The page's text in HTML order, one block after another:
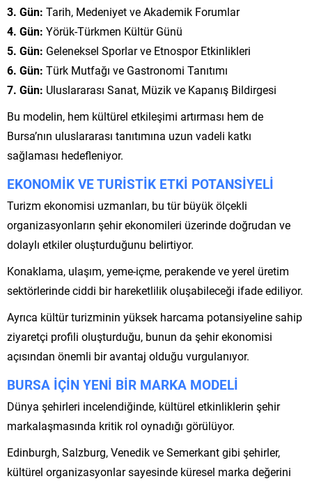
3. Gün: Tarih, Medeniyet ve Akademik Forumlar
4. Gün: Yörük-Türkmen Kültür Günü
5. Gün: Geleneksel Sporlar ve Etnospor Etkinlikleri
6. Gün: Türk Mutfağı ve Gastronomi Tanıtımı
7. Gün: Uluslararası Sanat, Müzik ve Kapanış Bildirgesi
Bu modelin, hem kültürel etkileşimi artırması hem de
Bursa’nın uluslararası tanıtımına uzun vadeli katkı
sağlaması hedefleniyor.
EKONOMİK VE TURİSTİK ETKİ POTANSİYELİ
Turizm ekonomisi uzmanları, bu tür büyük ölçekli
organizasyonların şehir ekonomileri üzerinde doğrudan ve
dolaylı etkiler oluşturduğunu belirtiyor.
Konaklama, ulaşım, yeme-içme, perakende ve yerel üretim
sektörlerinde ciddi bir hareketlilik oluşabileceği ifade ediliyor.
Ayrıca kültür turizminin yüksek harcama potansiyeline sahip
ziyaretçi profili oluşturduğu, bunun da şehir ekonomisi
açısından önemli bir avantaj olduğu vurgulanıyor.
BURSA İÇİN YENİ BİR MARKA MODELİ
Dünya şehirleri incelendiğinde, kültürel etkinliklerin şehir
markalaşmasında kritik rol oynadığı görülüyor.
Edinburgh, Salzburg, Venedik ve Semerkant gibi şehirler,
kültürel organizasyonlar sayesinde küresel marka değerini